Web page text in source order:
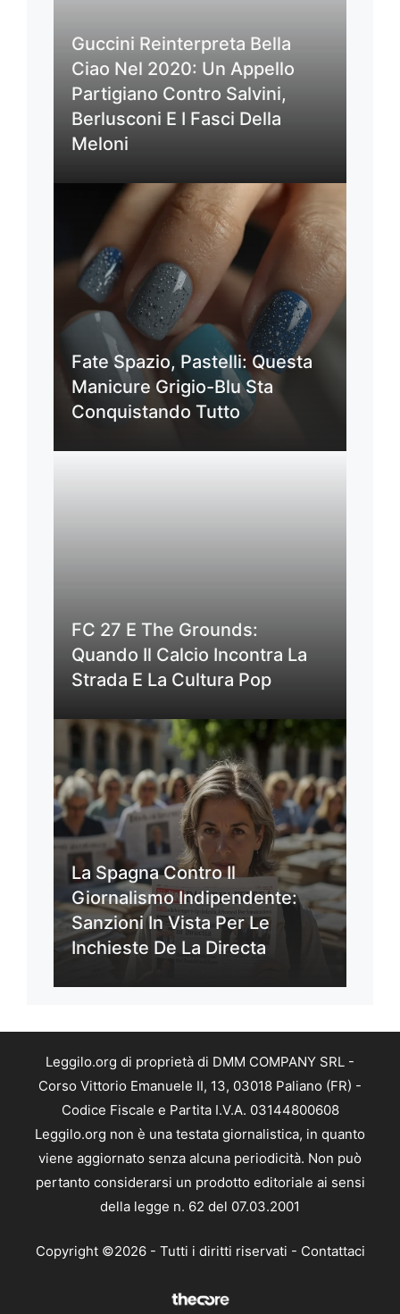
Guccini Reinterpreta Bella
Ciao Nel 2020: Un Appello
Partigiano Contro Salvini,
Berlusconi E I Fasci Della
Meloni
Fate Spazio, Pastelli: Questa
Manicure Grigio-Blu Sta
Conquistando Tutto
FC 27 E The Grounds:
Quando Il Calcio Incontra La
Strada E La Cultura Pop
La Spagna Contro Il
Giornalismo Indipendente:
Sanzioni In Vista Per Le
Inchieste De La Directa
Leggilo.org di proprietà di DMM COMPANY SRL -
Corso Vittorio Emanuele II, 13, 03018 Paliano (FR) -
Codice Fiscale e Partita I.V.A. 03144800608
Leggilo.org non è una testata giornalistica, in quanto
viene aggiornato senza alcuna periodicità. Non può
pertanto considerarsi un prodotto editoriale ai sensi
della legge n. 62 del 07.03.2001
Copyright ©2026 - Tutti i diritti riservati - Contattaci